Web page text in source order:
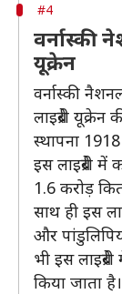
#4
वर्नास्की
यूक्रेन
वर्नास्की
लाइब्रेरी
स्थापना
इस लाइब्रेरी
1.6 करोड़
साथ ही इस
और
भी इस
किया जाता है।